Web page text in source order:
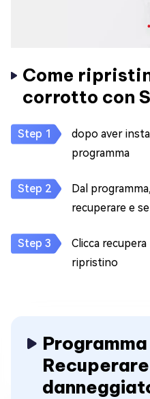
Come
corrotto con
dopo aver
programma
Dal
recuperare e
Clicca
ripristino